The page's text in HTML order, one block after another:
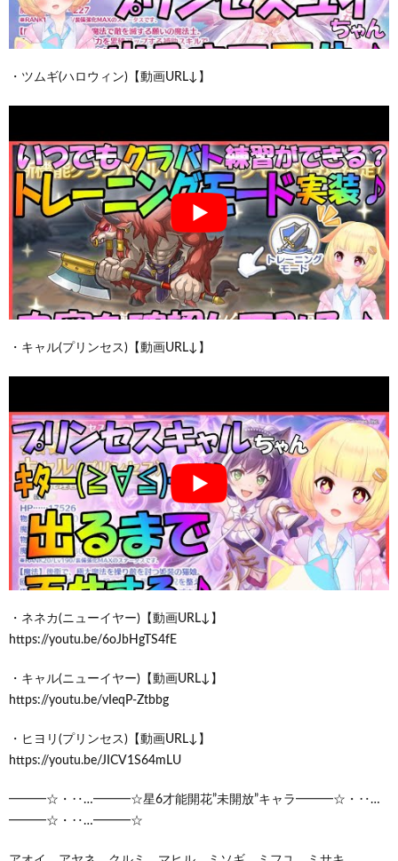
・ツムギ(ハロウィン)【動画URL↓】
・キャル(プリンセス)【動画URL↓】
・ネネカ(ニューイヤー)【動画URL↓】
https://youtu.be/6oJbHgTS4fE
・キャル(ニューイヤー)【動画URL↓】
https://youtu.be/vIeqP-Ztbbg
・ヒヨリ(プリンセス)【動画URL↓】
https://youtu.be/JICV1S64mLU
━━━☆・‥…━━━☆星6才能開花”未開放”キャラ━━━☆・‥…
━━━☆・‥…━━━☆